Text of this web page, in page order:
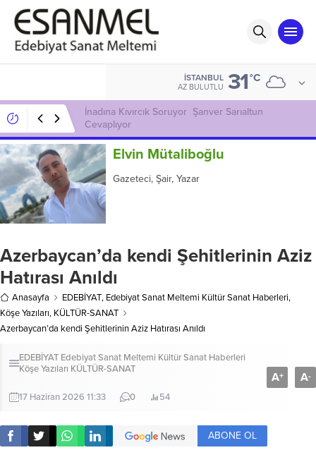
İSTANBUL
AZ BULUTLU 31°C
GECEYE BİR MUM YAKTIM
Elvin Mütaliboğlu
Gazeteci, Şair, Yazar
Azerbaycan’da kendi Şehitlerinin Aziz
Hatırası Anıldı
Anasayfa EDEBİYAT, Edebiyat Sanat Meltemi Kültür Sanat Haberleri,
Köşe Yazıları, KÜLTÜR-SANAT
Azerbaycan’da kendi Şehitlerinin Aziz Hatırası Anıldı
EDEBİYAT Edebiyat Sanat Meltemi Kültür Sanat Haberleri
Köşe Yazıları KÜLTÜR-SANAT
17 Haziran 2026 11:33 0 54
A+ A-
ABONE OL